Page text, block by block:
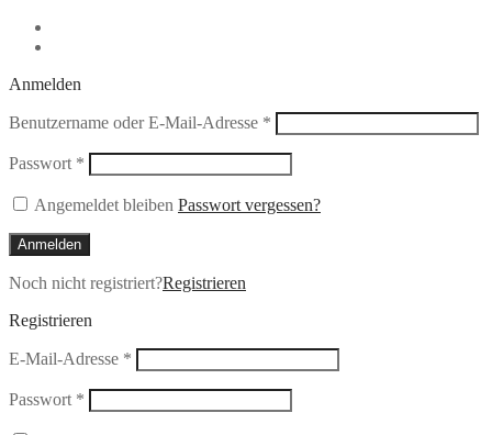
Anmelden
Benutzername oder E-Mail-Adresse * Erforderlich
Passwort * Erforderlich
Angemeldet bleiben Passwort vergessen?
Anmelden
Noch nicht registriert?Registrieren
Registrieren
E-Mail-Adresse * Erforderlich
Passwort * Erforderlich